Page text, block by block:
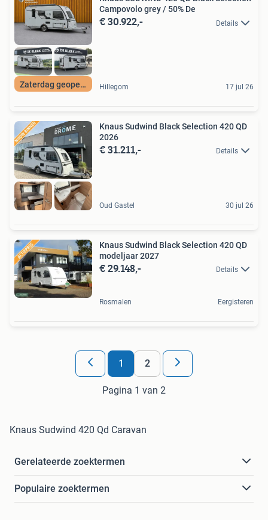
Zaterdag geopend
Campovolo grey / 50% De
€ 30.922,- Details
Hillegom 17 jul 26
Knaus Sudwind Black Selection 420 QD
2026
€ 31.211,- Details
Oud Gastel 30 jul 26
Knaus Sudwind Black Selection 420 QD
modeljaar 2027
€ 29.148,- Details
Rosmalen Eergisteren
1 2
Pagina 1 van 2
Knaus Sudwind 420 Qd Caravan
Gerelateerde zoektermen
Populaire zoektermen